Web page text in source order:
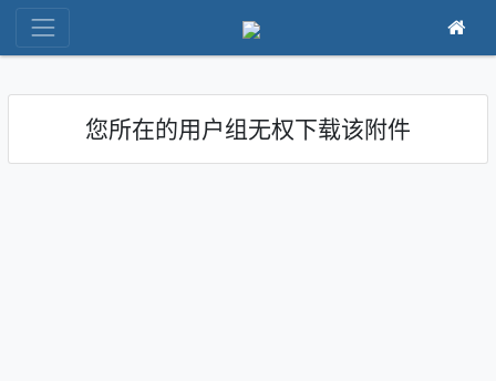
您所在的用户组无权下载该附件